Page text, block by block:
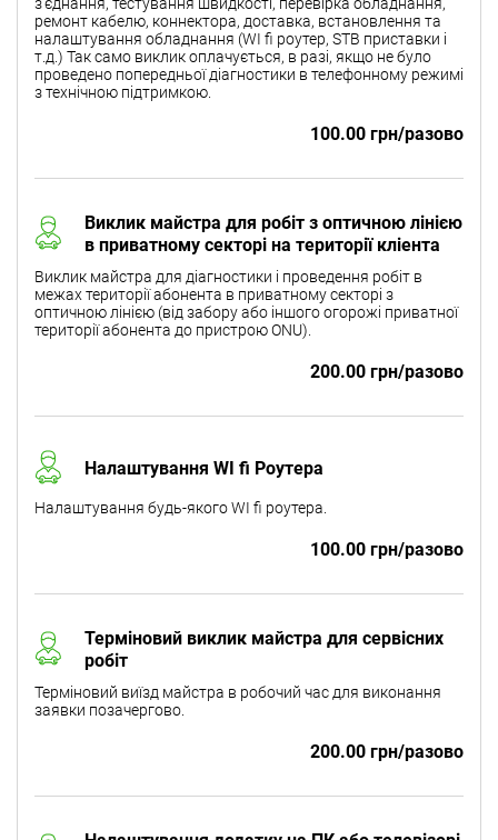
ремонт кабелю, коннектора, доставка, встановлення та
налаштування обладнання (WI fi роутер, STB приставки і
т.д.) Так само виклик оплачується, в разі, якщо не було
проведено попередньої діагностики в телефонному режимі
з технічною підтримкою.
100.00 грн/разово
Виклик майстра для робіт з оптичною лінією
в приватному секторі на території кліента
Виклик майстра для діагностики і проведення робіт в
межах території абонента в приватному секторі з
оптичною лінією (від забору або іншого огорожі приватної
території абонента до пристрою ONU).
200.00 грн/разово
Налаштування WI fi Роутера
Налаштування будь-якого WI fi роутера.
100.00 грн/разово
Терміновий виклик майстра для сервісних
робіт
Терміновий виїзд майстра в робочий час для виконання
заявки позачергово.
200.00 грн/разово